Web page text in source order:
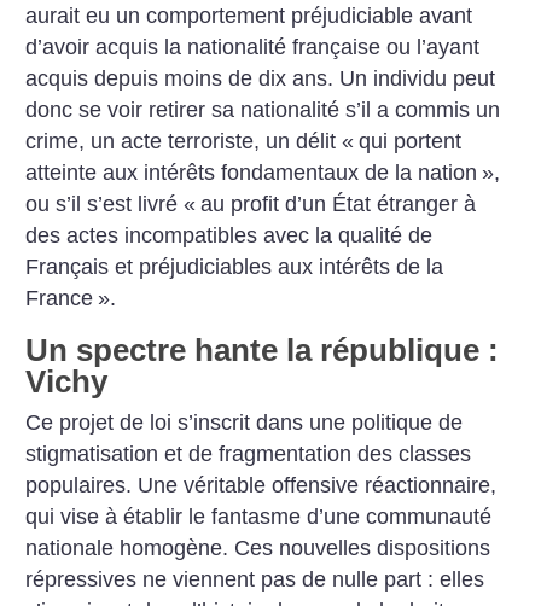
aurait eu un comportement préjudiciable avant
d’avoir acquis la nationalité française ou l’ayant
acquis depuis moins de dix ans. Un individu peut
donc se voir retirer sa nationalité s’il a commis un
crime, un acte terroriste, un délit « qui portent
atteinte aux intérêts fondamentaux de la nation »,
ou s’il s’est livré « au profit d’un État étranger à
des actes incompatibles avec la qualité de
Français et préjudiciables aux intérêts de la
France ».
Un spectre hante la république :
Vichy
Ce projet de loi s’inscrit dans une politique de
stigmatisation et de fragmentation des classes
populaires. Une véritable offensive réactionnaire,
qui vise à établir le fantasme d’une communauté
nationale homogène. Ces nouvelles dispositions
répressives ne viennent pas de nulle part : elles